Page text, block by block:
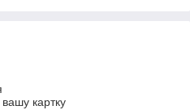
картку